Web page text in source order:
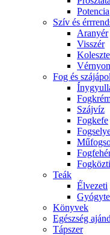
Potencia
Szív és
Aranyér
Visszér
Fog és
Szájvíz
Fogkefe
Teák
É́lvezeti
Könyvek
Egészség
Tápszer